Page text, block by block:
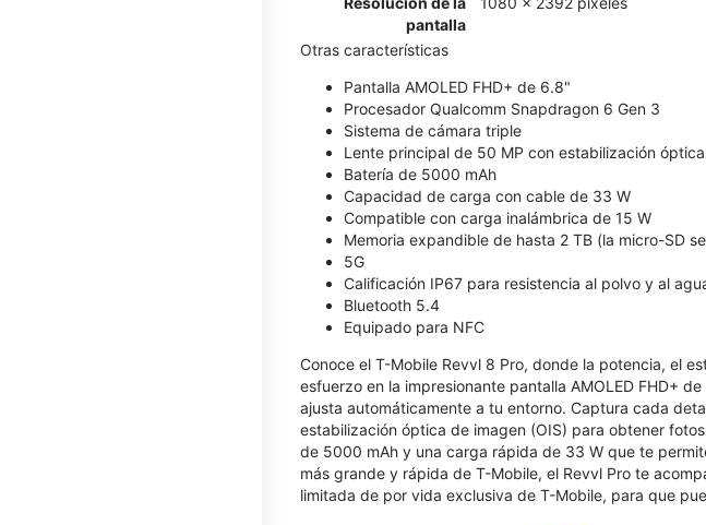
pantalla
Otras características
Pantalla AMOLED FHD+ de 6.8"
Procesador Qualcomm Snapdragon 6 Gen 3
Sistema de cámara triple
Lente principal de 50 MP con estabilización
Batería de 5000 mAh
Capacidad de carga con cable de 33 W
Compatible con carga inalámbrica de 15 W
Memoria expandible de hasta 2 TB (la micro-SD
5G
Calificación IP67 para resistencia al polvo y al
Bluetooth 5.4
Equipado para NFC
Conoce el T-Mobile Revvl 8 Pro, donde la potencia, el
esfuerzo en la impresionante pantalla AMOLED FHD+
ajusta automáticamente a tu entorno. Captura cada
estabilización óptica de imagen (OIS) para obtener
de 5000 mAh y una carga rápida de 33 W que te
más grande y rápida de T-Mobile, el Revvl Pro te
limitada de por vida exclusiva de T-Mobile, para que